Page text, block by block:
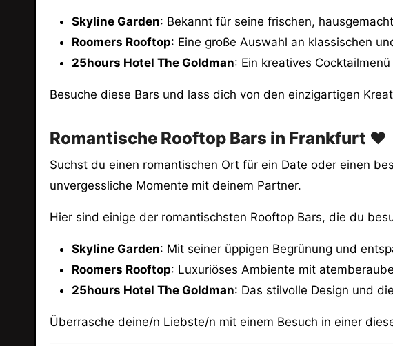
Skyline Garden: Bekannt für seine frischen,
Roomers Rooftop: Eine große Auswahl an klassischen
25hours Hotel The Goldman: Ein kreatives
Besuche diese Bars und lass dich von den einzigartigen
Romantische Rooftop Bars in Frankfurt ❤️
Suchst du einen romantischen Ort für ein Date oder einen
unvergessliche Momente mit deinem Partner.
Hier sind einige der romantischsten Rooftop Bars, die du
Skyline Garden: Mit seiner üppigen Begrünung und
Roomers Rooftop: Luxuriöses Ambiente mit
25hours Hotel The Goldman: Das stilvolle Design und
Überrasche deine/n Liebste/n mit einem Besuch in einer